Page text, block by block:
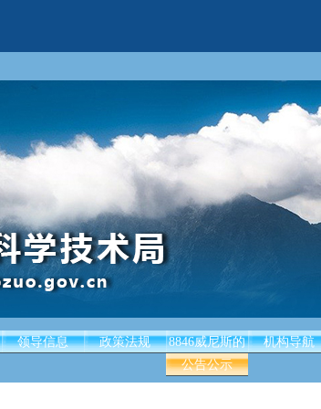
领导信息 政策法规
8846威尼斯的
公告公示
机构导航